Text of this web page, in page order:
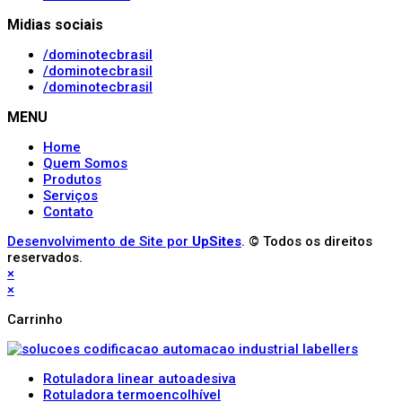
Midias sociais
/dominotecbrasil
/dominotecbrasil
/dominotecbrasil
MENU
Home
Quem Somos
Produtos
Serviços
Contato
Desenvolvimento de Site por UpSites. © Todos os direitos
reservados.
×
×
Carrinho
Rotuladora linear autoadesiva
Rotuladora termoencolhível